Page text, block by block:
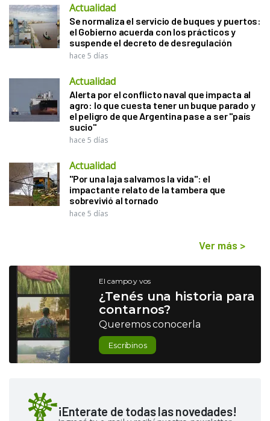
Actualidad
Se normaliza el servicio de buques y puertos:
el Gobierno acuerda con los prácticos y
suspende el decreto de desregulación
hace 5 días
Actualidad
Alerta por el conflicto naval que impacta al
agro: lo que cuesta tener un buque parado y
el peligro de que Argentina pase a ser "país
sucio"
hace 5 días
Actualidad
"Por una laja salvamos la vida": el
impactante relato de la tambera que
sobrevivió al tornado
hace 5 días
Ver más >
El campo y vos
¿Tenés una historia para
contarnos?
Queremos conocerla
Escribinos
¡Enterate de todas las novedades!